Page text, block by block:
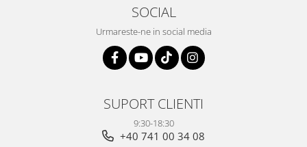
SOCIAL
Urmareste-ne in social media
SUPORT CLIENTI
9:30-18:30
+40 741 00 34 08